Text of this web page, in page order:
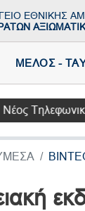
ΕΘΝΙΚΗΣ
ΜΕΛΟΣ -
Τηλεφωνικός